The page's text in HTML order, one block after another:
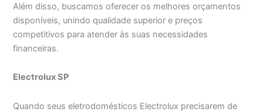
Além disso, buscamos oferecer os melhores orçamentos
disponíveis, unindo qualidade superior e preços
competitivos para atender às suas necessidades
financeiras.
Electrolux SP
Quando seus eletrodomésticos Electrolux precisarem de